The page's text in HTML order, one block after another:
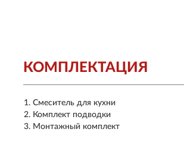
КОМПЛЕКТАЦИЯ
Смеситель для кухни
Комплект подводки
Монтажный комплект